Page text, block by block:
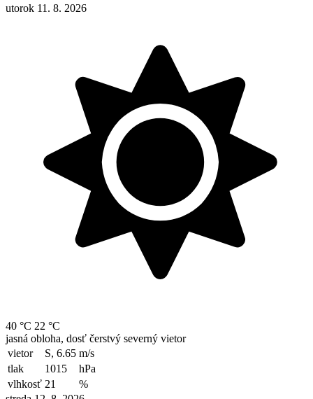
utorok 11. 8. 2026
40 °C 22 °C
jasná obloha, dosť čerstvý severný vietor
vietor
S, 6.65 m/s
tlak
1015
hPa
vlhkosť 21
%